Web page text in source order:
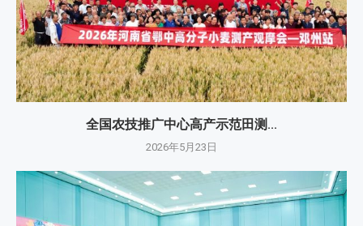
全国农技推广中心高产示范田测...
2026年5月23日